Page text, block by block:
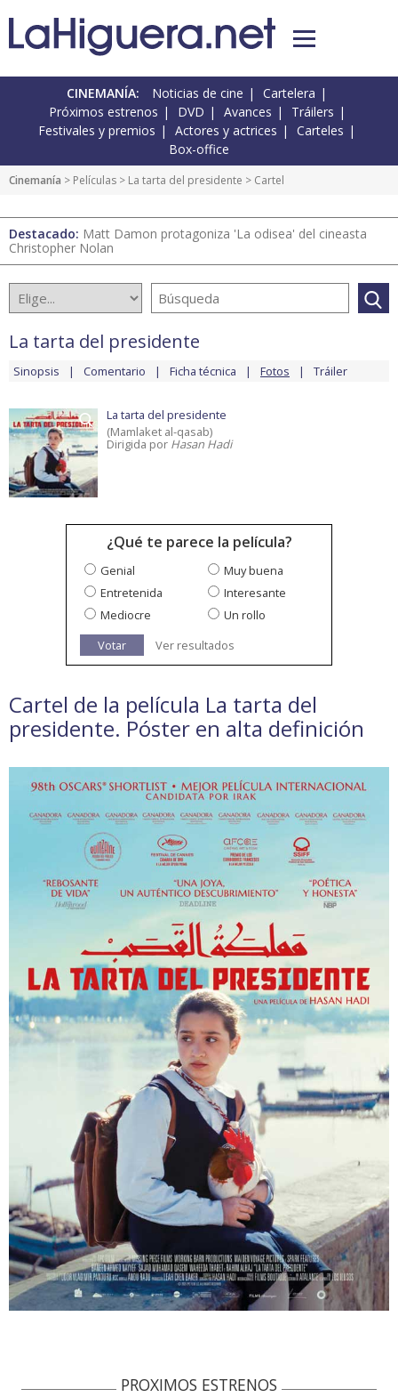
CINEMANÍA: Noticias de cine
Cartelera
Próximos estrenos
DVD Avances
Tráilers
Festivales y premios
Actores y actrices
Carteles
Box-office
Cinemanía > Películas > La tarta del presidente > Cartel
Destacado: Matt Damon protagoniza 'La odisea' del cineasta
Christopher Nolan
La tarta del presidente
Sinopsis Comentario Ficha técnica Fotos Tráiler
La tarta del presidente
(Mamlaket al-qasab)
Dirigida por Hasan Hadi
¿Qué te parece la película?
Genial
Muy buena
Entretenida
Interesante
Mediocre
Un rollo
Votar
Ver resultados
Cartel de la película La tarta del
presidente. Póster en alta definición
PROXIMOS ESTRENOS